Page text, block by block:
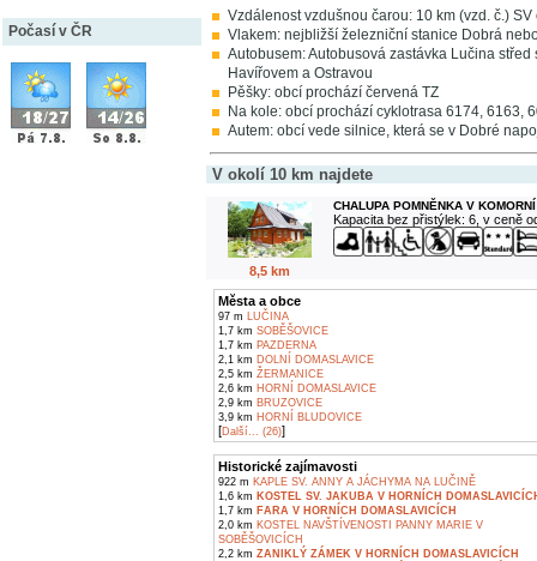
Počasí v ČR
Vzdálenost vzdušnou čarou: 10 km (vzd. č.)
Vlakem: nejbližší železniční stanice Dobrá
Autobusem: Autobusová zastávka Lučina
Havířovem a Ostravou
Pěšky: obcí prochází červená TZ
Na kole: obcí prochází cyklotrasa 6174, 6163,
Autem: obcí vede silnice, která se v Dobré
V okolí 10 km najdete
8,5 km
CHALUPA POMNĚNKA V
Kapacita bez přistýlek: 6, v ceně
Města a obce
97 m LUČINA
1,7 km SOBĚŠOVICE
1,7 km PAZDERNA
2,1 km DOLNÍ DOMASLAVICE
2,5 km ŽERMANICE
2,6 km HORNÍ DOMASLAVICE
2,9 km BRUZOVICE
3,9 km HORNÍ BLUDOVICE
[Další... (26)]
Historické zajímavosti
922 m KAPLE SV. ANNY A JÁCHYMA NA LUČINĚ
1,6 km KOSTEL SV. JAKUBA V HORNÍCH
1,7 km FARA V HORNÍCH DOMASLAVICÍCH
2,0 km KOSTEL NAVŠTÍVENOSTI PANNY MARIE V
SOBĚŠOVICÍCH
2,2 km ZANIKLÝ ZÁMEK V HORNÍCH DOMASLAVICÍCH